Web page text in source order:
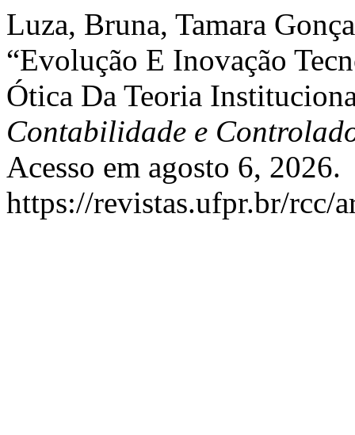
Luza, Bruna, Tamara
“Evolução E Inovação
Ótica Da Teoria
Contabilidade e
Acesso em agosto 6, 2026.
https://revistas.ufpr.br/rcc/